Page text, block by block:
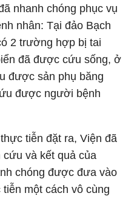
nhanh chóng phục vụ
nhân: Tại đảo Bạch
2 trường hợp bị tai
đã được cứu sống, ở
được sản phụ băng
được người bệnh
tiễn đặt ra, Viện đã
và kết quả của
chóng được đưa vào
một cách vô cùng